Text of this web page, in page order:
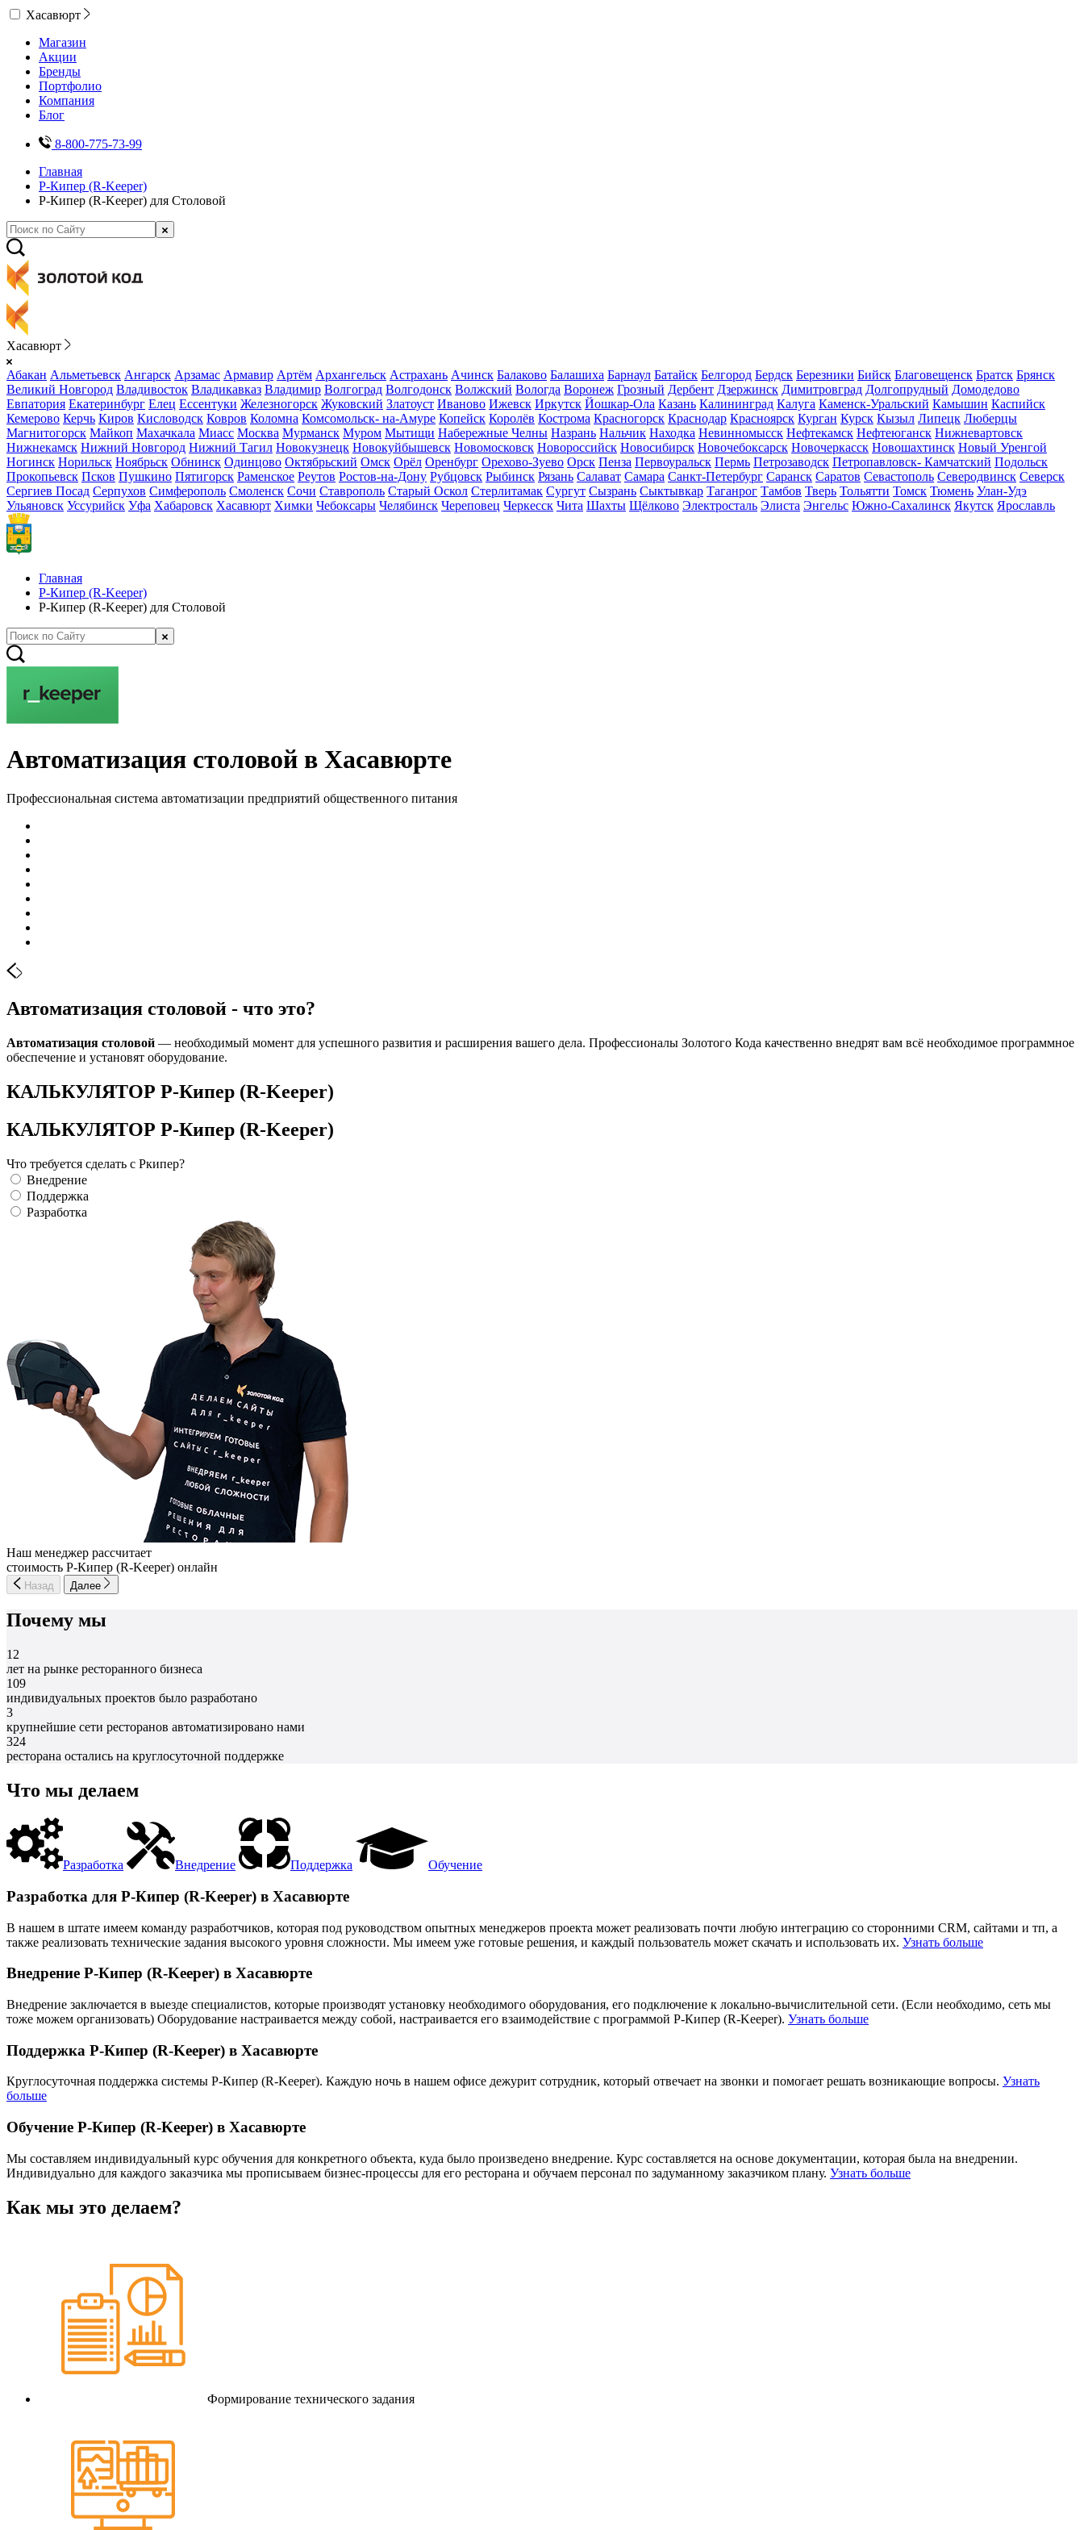
Хасавюрт
Магазин
Акции
Бренды
Портфолио
Компания
Блог
8-800-775-73-99
Главная
Р-Кипер (R-Keeper)
Р-Кипер (R-Keeper) для Столовой
Хасавюрт
Абакан Альметьевск Ангарск Арзамас Армавир Артём Архангельск Астрахань Ачинск Балаково Балашиха Барнаул Батайск Белгород Бердск Березники Бийск Благовещенск Братск Брянск
Великий Новгород Владивосток Владикавказ Владимир Волгоград Волгодонск Волжский Вологда Воронеж Грозный Дербент Дзержинск Димитровград Долгопрудный Домодедово
Евпатория Екатеринбург Елец Ессентуки Железногорск Жуковский Златоуст Иваново Ижевск Иркутск Йошкар-Ола Казань Калининград Калуга Каменск-Уральский Камышин Каспийск
Кемерово Керчь Киров Кисловодск Ковров Коломна Комсомольск- на-Амуре Копейск Королёв Кострома Красногорск Краснодар Красноярск Курган Курск Кызыл Липецк Люберцы
Магнитогорск Майкоп Махачкала Миасс Москва Мурманск Муром Мытищи Набережные Челны Назрань Нальчик Находка Невинномысск Нефтекамск Нефтеюганск Нижневартовск
Нижнекамск Нижний Новгород Нижний Тагил Новокузнецк Новокуйбышевск Новомосковск Новороссийск Новосибирск Новочебоксарск Новочеркасск Новошахтинск Новый Уренгой
Ногинск Норильск Ноябрьск Обнинск Одинцово Октябрьский Омск Орёл Оренбург Орехово-Зуево Орск Пенза Первоуральск Пермь Петрозаводск Петропавловск- Камчатский Подольск
Прокопьевск Псков Пушкино Пятигорск Раменское Реутов Ростов-на-Дону Рубцовск Рыбинск Рязань Салават Самара Санкт-Петербург Саранск Саратов Севастополь Северодвинск Северск
Сергиев Посад Серпухов Симферополь Смоленск Сочи Ставрополь Старый Оскол Стерлитамак Сургут Сызрань Сыктывкар Таганрог Тамбов Тверь Тольятти Томск Тюмень Улан-Удэ
Ульяновск Уссурийск Уфа Хабаровск Хасавюрт Химки Чебоксары Челябинск Череповец Черкесск Чита Шахты Щёлково Электросталь Элиста Энгельс Южно-Сахалинск Якутск Ярославль
Главная
Р-Кипер (R-Keeper)
Р-Кипер (R-Keeper) для Столовой
Автоматизация столовой в Хасавюрте
Профессиональная система автоматизации предприятий общественного питания
Автоматизация столовой - что это?
Автоматизация столовой — необходимый момент для успешного развития и расширения вашего дела. Профессионалы Золотого Кода качественно внедрят вам всё необходимое программное
обеспечение и установят оборудование.
КАЛЬКУЛЯТОР Р-Кипер (R-Keeper)
КАЛЬКУЛЯТОР Р-Кипер (R-Keeper)
Что требуется сделать с Ркипер?
Внедрение
Поддержка
Разработка
Наш менеджер рассчитает
стоимость Р-Кипер (R-Keeper) онлайн
Назад Далее
Почему мы
12
лет на рынке ресторанного бизнеса
109
индивидуальных проектов было разработано
3
крупнейшие сети ресторанов автоматизировано нами
324
ресторана остались на круглосуточной поддержке
Что мы делаем
Разработка Внедрение Поддержка Обучение
Разработка для Р-Кипер (R-Keeper) в Хасавюрте
В нашем в штате имеем команду разработчиков, которая под руководством опытных менеджеров проекта может реализовать почти любую интеграцию со сторонними CRM, сайтами и тп, а
также реализовать технические задания высокого уровня сложности. Мы имеем уже готовые решения, и каждый пользователь может скачать и использовать их. Узнать больше
Внедрение Р-Кипер (R-Keeper) в Хасавюрте
Внедрение заключается в выезде специалистов, которые производят установку необходимого оборудования, его подключение к локально-вычислительной сети. (Если необходимо, сеть мы
тоже можем организовать) Оборудование настраивается между собой, настраивается его взаимодействие с программой Р-Кипер (R-Keeper). Узнать больше
Поддержка Р-Кипер (R-Keeper) в Хасавюрте
Круглосуточная поддержка системы Р-Кипер (R-Keeper). Каждую ночь в нашем офисе дежурит сотрудник, который отвечает на звонки и помогает решать возникающие вопросы. Узнать
больше
Обучение Р-Кипер (R-Keeper) в Хасавюрте
Мы составляем индивидуальный курс обучения для конкретного объекта, куда было произведено внедрение. Курс составляется на основе документации, которая была на внедрении.
Индивидуально для каждого заказчика мы прописываем бизнес-процессы для его ресторана и обучаем персонал по задуманному заказчиком плану. Узнать больше
Как мы это делаем?
Формирование технического задания